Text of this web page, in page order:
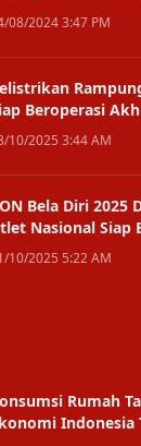
79
08/2024 3:47 PM
Beroperasi
10/2025 3:44 AM
Bela Diri 2025
Nasional Siap
10/2025 5:22 AM
Rumah
Indonesia